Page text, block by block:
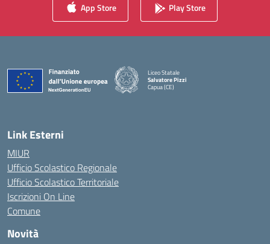
App Store Play Store
Liceo Statale
Salvatore Pizzi
Capua (CE)
— Visita la pagina iniziale della scuola
Link Esterni
MIUR
Ufficio Scolastico Regionale
Ufficio Scolastico Territoriale
Iscrizioni On Line
Comune
Novità